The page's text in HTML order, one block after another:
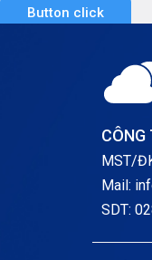
Button click
CÔNG
MST/
Mail:
SDT: